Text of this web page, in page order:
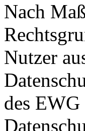
Nach
Nutzer
des